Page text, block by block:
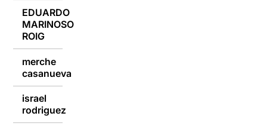
EDUARDO
MARINOSO
ROIG
merche
casanueva
israel
rodriguez